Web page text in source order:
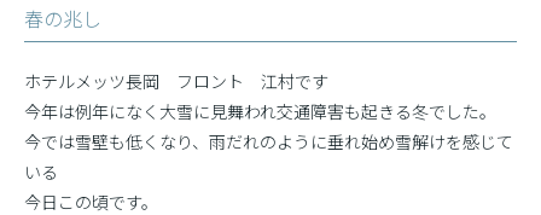
春の兆し
ホテルメッツ長岡 フロント 江村です
今年は例年になく大雪に見舞われ交通障害も起きる冬でした。
今では雪壁も低くなり、雨だれのように垂れ始め雪解けを感じて
いる
今日この頃です。